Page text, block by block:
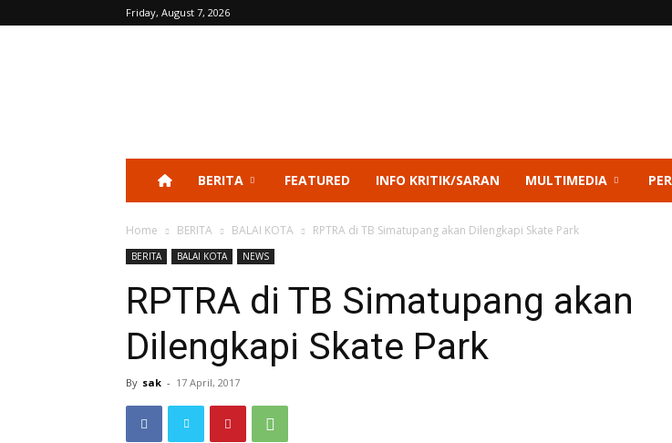
Friday, August 7, 2026
BERITA FEATURED INFO KRITIK/SARAN MULTIMEDIA
Home BERITA BALAI KOTA RPTRA di TB Simatupang akan Dilengkapi Skate Park
BERITA BALAI KOTA NEWS
RPTRA di TB Simatupang akan
Dilengkapi Skate Park
By sak - 17 April, 2017